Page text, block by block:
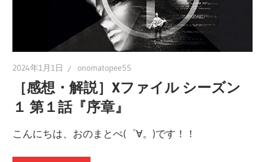
2024年1月1日 onomatopee55
［感想・解説］Xファイル シーズン
１ 第１話『序章』
こんにちは、おのまとぺ(゜∀。)です！！